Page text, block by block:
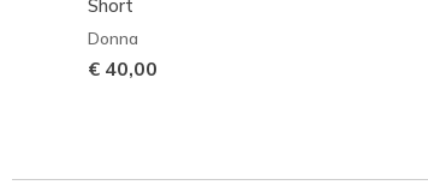
Short
Donna
€ 40,00